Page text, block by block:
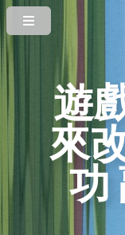
遊
來
功